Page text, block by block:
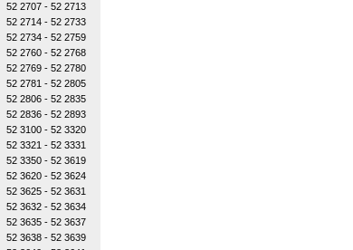
52 2707 - 52 2713
52 2714 - 52 2733
52 2734 - 52 2759
52 2760 - 52 2768
52 2769 - 52 2780
52 2781 - 52 2805
52 2806 - 52 2835
52 2836 - 52 2893
52 3100 - 52 3320
52 3321 - 52 3331
52 3350 - 52 3619
52 3620 - 52 3624
52 3625 - 52 3631
52 3632 - 52 3634
52 3635 - 52 3637
52 3638 - 52 3639